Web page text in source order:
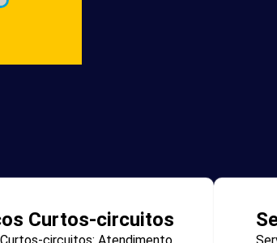
Curtos-circuitos
circuitos: Atendimento